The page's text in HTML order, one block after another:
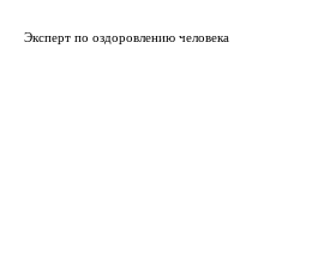
Эксперт по оздоровлению человека